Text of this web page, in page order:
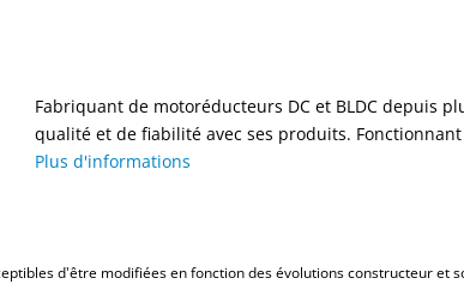
Fabriquant de motoréducteurs DC et BLDC depuis
qualité et de fiabilité avec ses produits.
Plus d'informations
d'être modifiées en fonction des évolutions constructeur et